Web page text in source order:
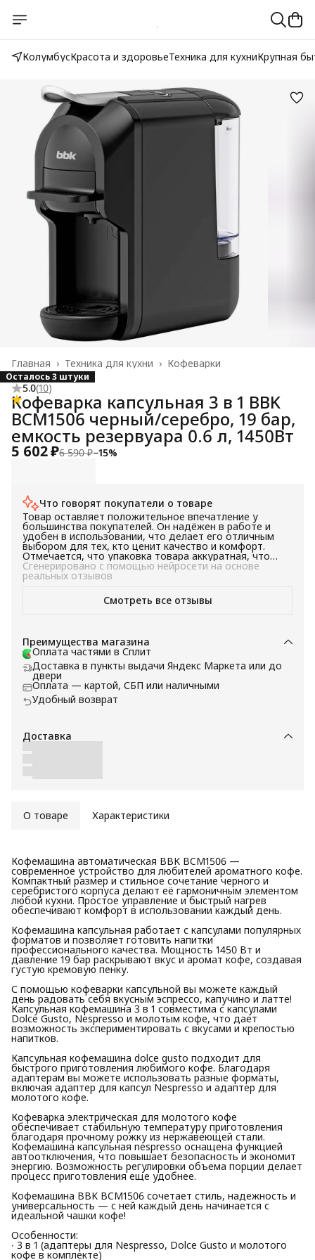
КолумбусКрасота и здоровьеТехника для кухниКрупная
Кофеварки
Техника для кухни ›
Главная ›
Осталось 3 штуки
5.0(10)
Кофеварка капсульная 3 в 1 BBK
BCM1506 черный/серебро, 19 бар,
емкость резервуара 0.6 л, 1450Вт
5 602 ₽6 590 ₽−15%
Что говорят покупатели о товаре
Товар оставляет положительное впечатление у
большинства покупателей. Он надёжен в работе и
удобен в использовании, что делает его отличным
выбором для тех, кто ценит качество и комфорт.
Отмечается, что упаковка товара аккуратная, что
говорит о заботе производителя о своих клиентах.
Компактность товара позволяет его удобно
разместить в любом месте. В целом, товар
рекомендуется к покупке для тех, кто ищет надёжное
и удобное в использовании устройство.
Сгенерировано с помощью нейросети на основе
реальных отзывов
Смотреть все отзывы
Преимущества магазина
Оплата частями в Сплит
Доставка в пункты выдачи Яндекс Маркета или до
двери
Оплата — картой, СБП или наличными
Удобный возврат
Доставка
О товаре Характеристики
Кофемашина автоматическая BBK BCM1506 —
современное устройство для любителей ароматного кофе.
Компактный размер и стильное сочетание черного и
серебристого корпуса делают её гармоничным элементом
любой кухни. Простое управление и быстрый нагрев
обеспечивают комфорт в использовании каждый день.
Кофемашина капсульная работает с капсулами популярных
форматов и позволяет готовить напитки
профессионального качества. Мощность 1450 Вт и
давление 19 бар раскрывают вкус и аромат кофе, создавая
густую кремовую пенку.
С помощью кофеварки капсульной вы можете каждый
день радовать себя вкусным эспрессо, капучино и латте!
Капсульная кофемашина 3 в 1 совместима с капсулами
Dolce Gusto, Nespresso и молотым кофе, что дает
возможность экспериментировать с вкусами и крепостью
напитков.
Капсульная кофемашина dolce gusto подходит для
быстрого приготовления любимого кофе. Благодаря
адаптерам вы можете использовать разные форматы,
включая адаптер для капсул Nespresso и адаптер для
молотого кофе.
Кофеварка электрическая для молотого кофе
обеспечивает стабильную температуру приготовления
благодаря прочному рожку из нержавеющей стали.
Кофемашина капсульная nespresso оснащена функцией
автоотключения, что повышает безопасность и экономит
энергию. Возможность регулировки объема порции делает
процесс приготовления еще удобнее.
Кофемашина BBK BCM1506 сочетает стиль, надежность и
универсальность — с ней каждый день начинается с
идеальной чашки кофе!
Особенности:
∙ 3 в 1 (адаптеры для Nespresso, Dolce Gusto и молотого
кофе в комплекте)